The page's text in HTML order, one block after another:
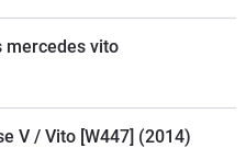
mercedes vito
V / Vito [W447] (2014)